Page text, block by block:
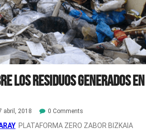
los residuos generados en
abril, 2018 0 Comments
PLATAFORMA ZERO ZABOR BIZKAIA